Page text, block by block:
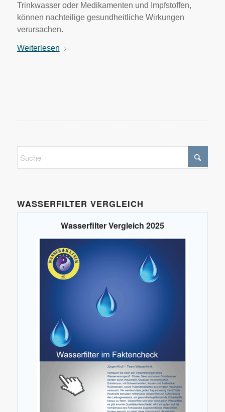
Trinkwasser oder Medikamenten und Impfstoffen,
können nachteilige gesundheitliche Wirkungen
verursachen.
Weiterlesen
WASSERFILTER VERGLEICH
Wasserfilter Vergleich 2025